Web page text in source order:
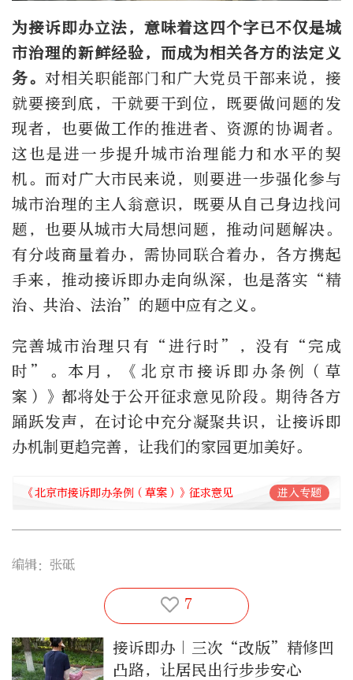
为接诉即办立法，意味着这四个字已不仅是城
市治理的新鲜经验，而成为相关各方的法定义
务。 对相关职能部门和广大党员干部来说，接
就要接到底，干就要干到位，既要做问题的发
现者，也要做工作的推进者、资源的协调者。
这也是进一步提升城市治理能力和水平的契
机。而对广大市民来说，则要进一步强化参与
城市治理的主人翁意识，既要从自己身边找问
题，也要从城市大局想问题，推动问题解决。
有分歧商量着办，需协同联合着办，各方携起
手来，推动接诉即办走向纵深，也是落实“精
治、共治、法治”的题中应有之义。
完善城市治理只有“进行时”，没有“完成
时”。本月，《北京市接诉即办条例（草
案）》都将处于公开征求意见阶段。期待各方
踊跃发声，在讨论中充分凝聚共识，让接诉即
办机制更趋完善，让我们的家园更加美好。
《北京市接诉即办条例（草案）》征求意见 进入专题
编辑：张砥
7
接诉即办｜三次“改版”精修凹
凸路，让居民出行步步安心